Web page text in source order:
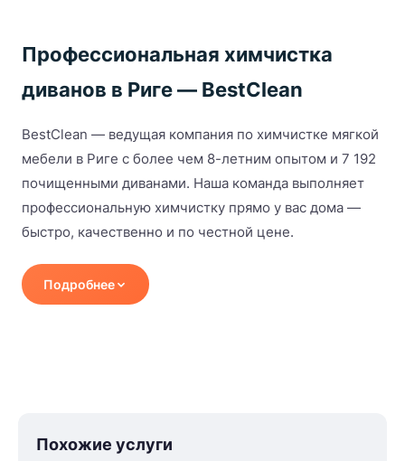
Профессиональная химчистка
диванов в Риге — BestClean
BestClean — ведущая компания по химчистке мягкой
мебели в Риге с более чем 8-летним опытом и 7 192
почищенными диванами. Наша команда выполняет
профессиональную химчистку прямо у вас дома —
быстро, качественно и по честной цене.
Подробнее
Процесс занимает 40–90 минут в зависимости от
Похожие услуги